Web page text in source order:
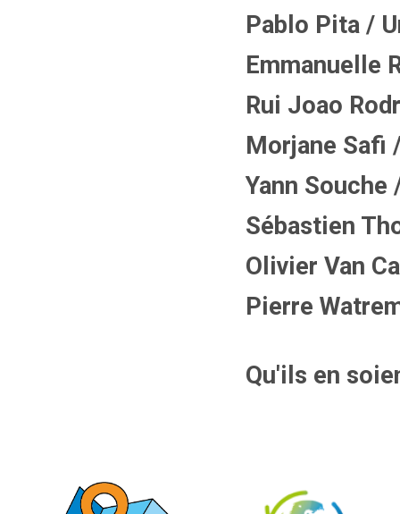
Pablo Pita /
Emmanuelle
Rui Joao
Morjane Safi
Yann
Sébastien
Olivier Van
Pierre
Qu'ils en